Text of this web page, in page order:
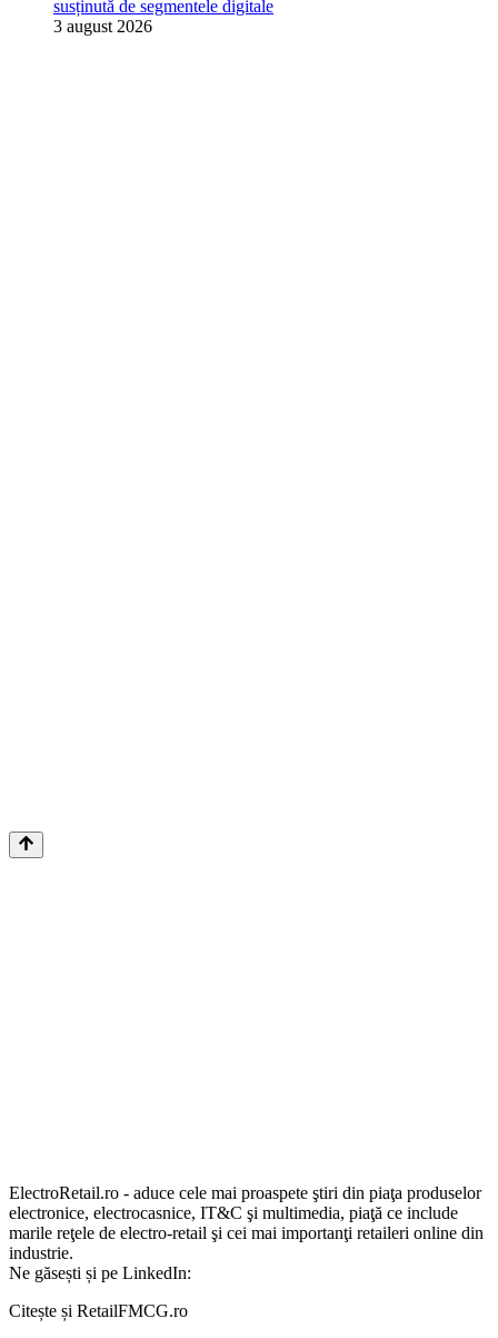
susținută de segmentele digitale
3 august 2026
ElectroRetail.ro - aduce cele mai proaspete ştiri din piaţa produselor
electronice, electrocasnice, IT&C şi multimedia, piaţă ce include
marile reţele de electro-retail şi cei mai importanţi retaileri online din
industrie.
Ne găsești și pe LinkedIn:
Citește și RetailFMCG.ro